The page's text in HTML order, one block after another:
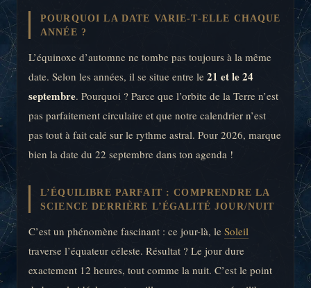
POURQUOI LA DATE VARIE-T-ELLE CHAQUE
ANNÉE ?
L’équinoxe d’automne ne tombe pas toujours à la même
date. Selon les années, il se situe entre le 21 et le 24
septembre. Pourquoi ? Parce que l’orbite de la Terre n’est
pas parfaitement circulaire et que notre calendrier n’est
pas tout à fait calé sur le rythme astral. Pour 2026, marque
bien la date du 22 septembre dans ton agenda !
L’ÉQUILIBRE PARFAIT : COMPRENDRE LA
SCIENCE DERRIÈRE L’ÉGALITÉ JOUR/NUIT
C’est un phénomène fascinant : ce jour-là, le Soleil
traverse l’équateur céleste. Résultat ? Le jour dure
exactement 12 heures, tout comme la nuit. C’est le point